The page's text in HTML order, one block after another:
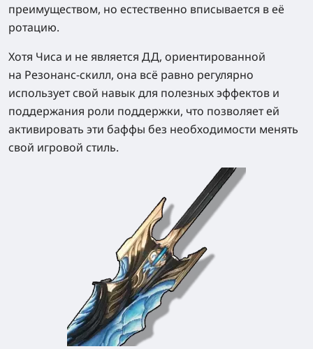
преимуществом, но естественно вписывается в её
ротацию.
Хотя Чиса и не является ДД, ориентированной
на Резонанс-скилл, она всё равно регулярно
использует свой навык для полезных эффектов и
поддержания роли поддержки, что позволяет ей
активировать эти баффы без необходимости менять
свой игровой стиль.